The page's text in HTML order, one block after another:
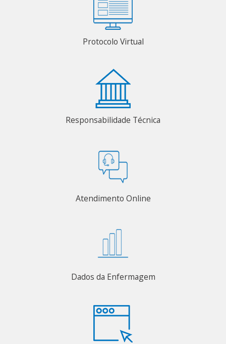
Protocolo Virtual
Responsabilidade Técnica
Atendimento Online
Dados da Enfermagem